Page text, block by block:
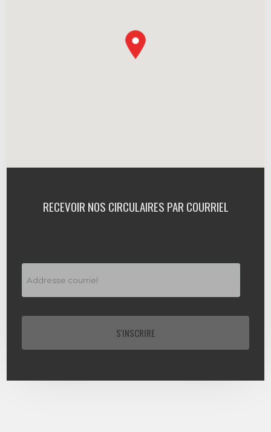
RECEVOIR NOS CIRCULAIRES PAR COURRIEL